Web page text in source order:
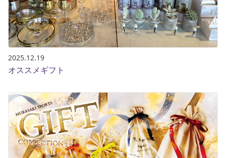
2025.12.19
オススメギフト